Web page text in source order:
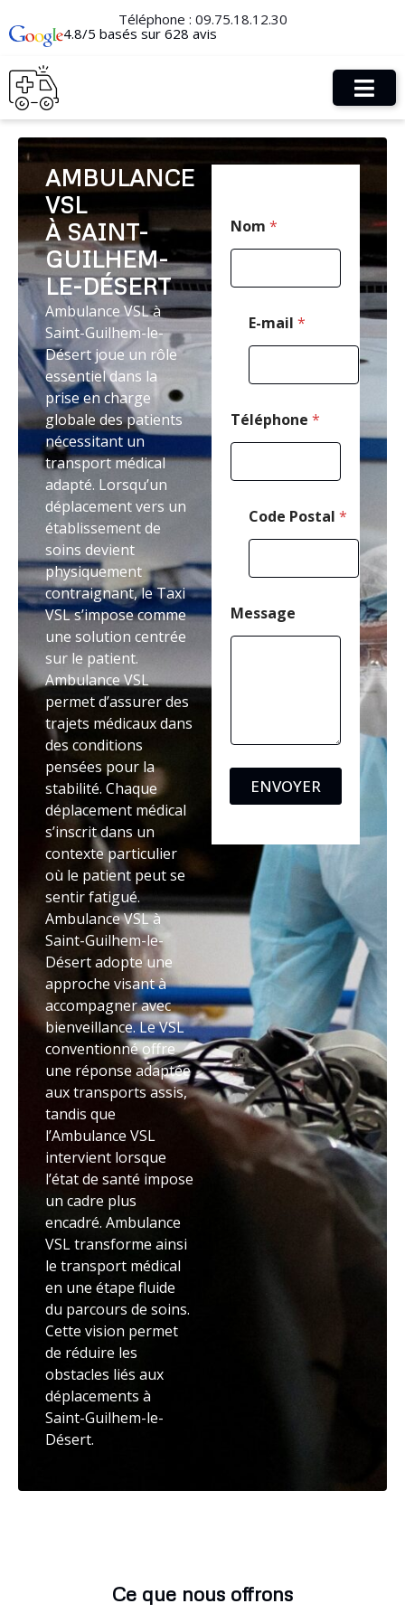
Téléphone : 09.75.18.12.30
4.8/5 basés sur 628 avis
AMBULANCE
VSL
À SAINT-
GUILHEM-
LE-DÉSERT
Ambulance VSL à
Saint-Guilhem-le-
Désert joue un rôle
essentiel dans la
prise en charge
globale des patients
nécessitant un
transport médical
adapté. Lorsqu’un
déplacement vers un
établissement de
soins devient
physiquement
contraignant, le Taxi
VSL s’impose comme
une solution centrée
sur le patient.
Ambulance VSL
permet d’assurer des
trajets médicaux dans
des conditions
pensées pour la
stabilité. Chaque
déplacement médical
s’inscrit dans un
contexte particulier
où le patient peut se
sentir fatigué.
Ambulance VSL à
Saint-Guilhem-le-
Désert adopte une
approche visant à
accompagner avec
bienveillance. Le VSL
conventionné offre
une réponse adaptée
aux transports assis,
tandis que
l’Ambulance VSL
intervient lorsque
l’état de santé impose
un cadre plus
encadré. Ambulance
VSL transforme ainsi
le transport médical
en une étape fluide
du parcours de soins.
Cette vision permet
de réduire les
obstacles liés aux
déplacements à
Saint-Guilhem-le-
Désert.
Nom *
E-mail *
Téléphone *
C
o
e
C
o
d
e
-
i
l
Code Postal *
Message
ENVOYER
Ce que nous offrons